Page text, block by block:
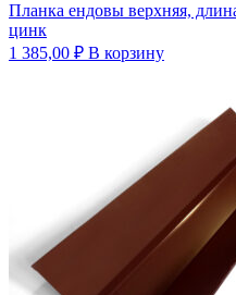
Планка ендовы верхняя,
цинк
1 385,00 ₽ В корзину